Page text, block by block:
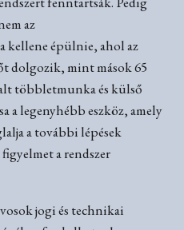
az
kellene épülnie, ahol az
dolgozik, mint mások 65
többletmunka és külső
a legenyhébb eszköz, amely
a további lépések
a rendszer
jogi és technikai